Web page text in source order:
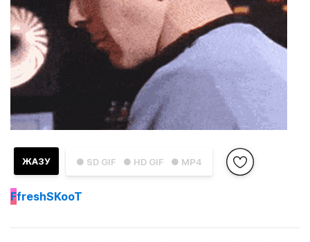
● SD GIF ● HD GIF ● MP4
ЖАЗУ
FfreshSKooT